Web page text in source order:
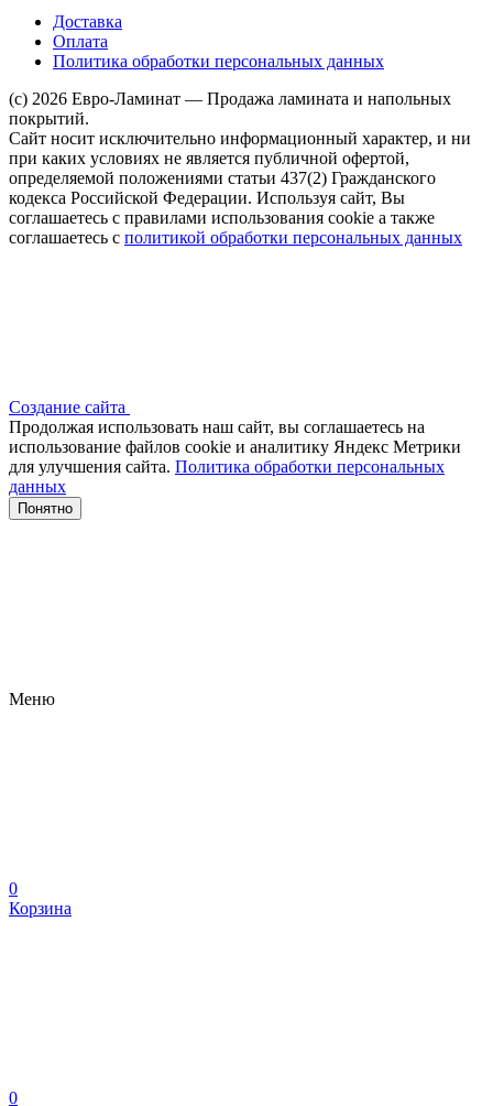
Доставка
Оплата
Политика обработки персональных данных
(c) 2026 Евро-Ламинат — Продажа ламината и напольных
покрытий.
Сайт носит исключительно информационный характер, и ни
при каких условиях не является публичной офертой,
определяемой положениями статьи 437(2) Гражданского
кодекса Российской Федерации. Используя сайт, Вы
соглашаетесь с правилами использования cookie а также
соглашаетесь с политикой обработки персональных данных
Создание сайта
Продолжая использовать наш сайт, вы соглашаетесь на
использование файлов сооkіе и аналитику Яндекс Метрики
для улучшения сайта. Политика обработки персональных
данных
Понятно
Меню
0
Корзина
0